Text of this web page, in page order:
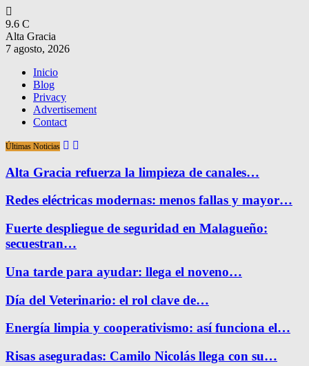
9.6 C
Alta Gracia
7 agosto, 2026
Inicio
Blog
Privacy
Advertisement
Contact
Últimas Noticias
Alta Gracia refuerza la limpieza de canales…
Redes eléctricas modernas: menos fallas y mayor…
Fuerte despliegue de seguridad en Malagueño:
secuestran…
Una tarde para ayudar: llega el noveno…
Día del Veterinario: el rol clave de…
Energía limpia y cooperativismo: así funciona el…
Risas aseguradas: Camilo Nicolás llega con su…